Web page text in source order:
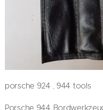
porsche 924 , 944 tools
Porsche 944